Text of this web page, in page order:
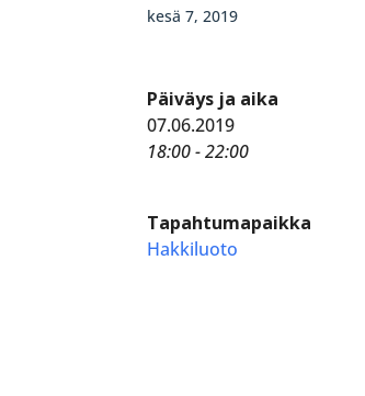
kesä 7, 2019
Päiväys ja aika
07.06.2019
18:00 - 22:00
Tapahtumapaikka
Hakkiluoto